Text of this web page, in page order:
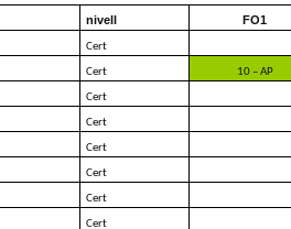
nivell FO1
Cert
Cert 10 – AP
Cert
Cert
Cert
Cert
Cert
Cert